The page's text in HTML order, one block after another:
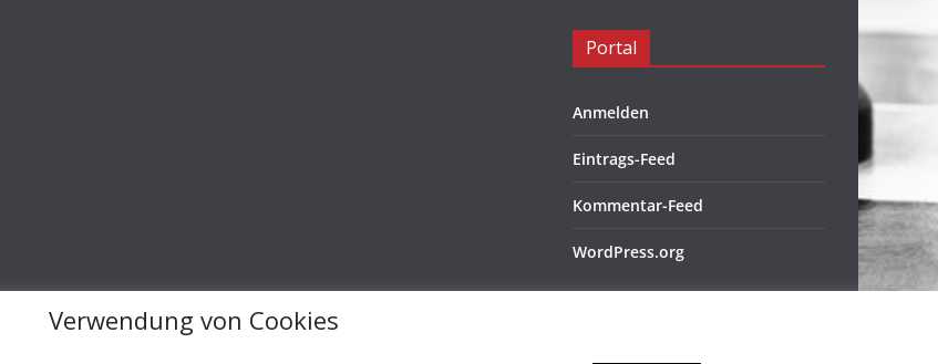
Portal
Anmelden
Eintrags-Feed
Kommentar-Feed
WordPress.org
Verwendung von Cookies